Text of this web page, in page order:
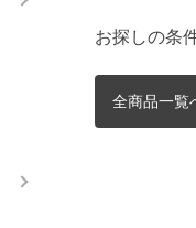
お探しの条
全商品一覧